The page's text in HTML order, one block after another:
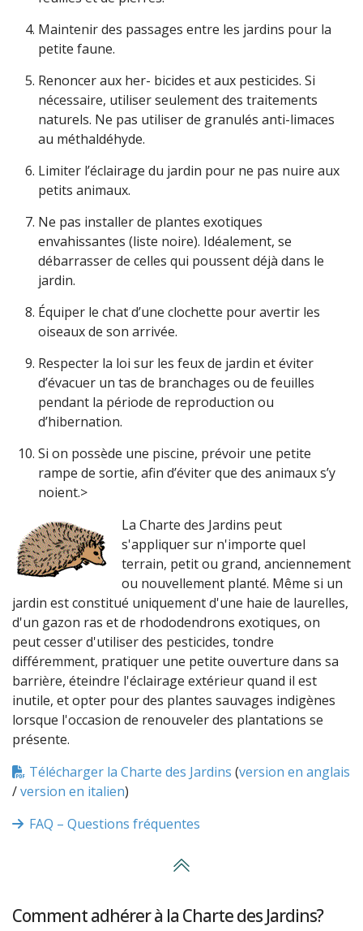
Maintenir des passages entre les jardins pour la
petite faune.
Renoncer aux her- bicides et aux pesticides. Si
nécessaire, utiliser seulement des traitements
naturels. Ne pas utiliser de granulés anti-limaces
au méthaldéhyde.
Limiter l’éclairage du jardin pour ne pas nuire aux
petits animaux.
Ne pas installer de plantes exotiques
envahissantes (liste noire). Idéalement, se
débarrasser de celles qui poussent déjà dans le
jardin.
Équiper le chat d’une clochette pour avertir les
oiseaux de son arrivée.
Respecter la loi sur les feux de jardin et éviter
d’évacuer un tas de branchages ou de feuilles
pendant la période de reproduction ou
d’hibernation.
Si on possède une piscine, prévoir une petite
rampe de sortie, afin d’éviter que des animaux s’y
noient.>
La Charte des Jardins peut
s'appliquer sur n'importe quel
terrain, petit ou grand, anciennement
ou nouvellement planté. Même si un
jardin est constitué uniquement d'une haie de laurelles,
d'un gazon ras et de rhododendrons exotiques, on
peut cesser d'utiliser des pesticides, tondre
différemment, pratiquer une petite ouverture dans sa
barrière, éteindre l'éclairage extérieur quand il est
inutile, et opter pour des plantes sauvages indigènes
lorsque l'occasion de renouveler des plantations se
présente.
Télécharger la Charte des Jardins (version en anglais
/version en italien)
FAQ – Questions fréquentes
Comment adhérer à la Charte des Jardins?